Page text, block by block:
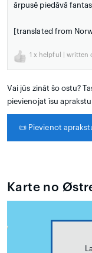
ārpusē piedāvā
[translated from
1 x helpful | written
Vai jūs zināt šo ostu?
pievienojat īsu
📜 Pievienot
Karte no